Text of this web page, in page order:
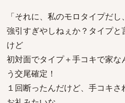
「それに、私のモロタイプだし
強引すぎやしねぇか？タイプ
けど
初対面でタイプ＋手コキで家
う交尾確定！
１回断ったんだけど、手コキ